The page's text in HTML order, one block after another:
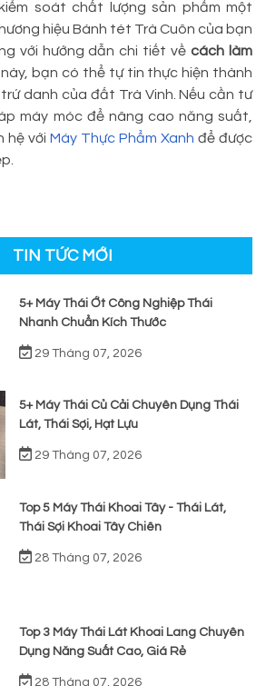
soát chất lượng sản phẩm một
hiệu Bánh tét Trà Cuôn của bạn
với hướng dẫn chi tiết vềcách làm
bạn có thể tự tin thực hiện thành
danh của đất Trà Vinh. Nếu cần tư
máy móc để nâng cao năng suất,
hệ với Máy Thực Phẩm Xanh để được
TIN TỨC MỚI
5+ Máy Thái Ớt Công Nghiệp Thái
Nhanh Chuẩn Kích Thước
29 Tháng 07, 2026
5+ Máy Thái Củ Cải Chuyên Dụng Thái
Lát, Thái Sợi, Hạt Lựu
29 Tháng 07, 2026
Top 5 Máy Thái Khoai Tây - Thái Lát,
Thái Sợi Khoai Tây Chiên
28 Tháng 07, 2026
Top 3 Máy Thái Lát Khoai Lang Chuyên
Dụng Năng Suất Cao, Giá Rẻ
28 Tháng 07, 2026